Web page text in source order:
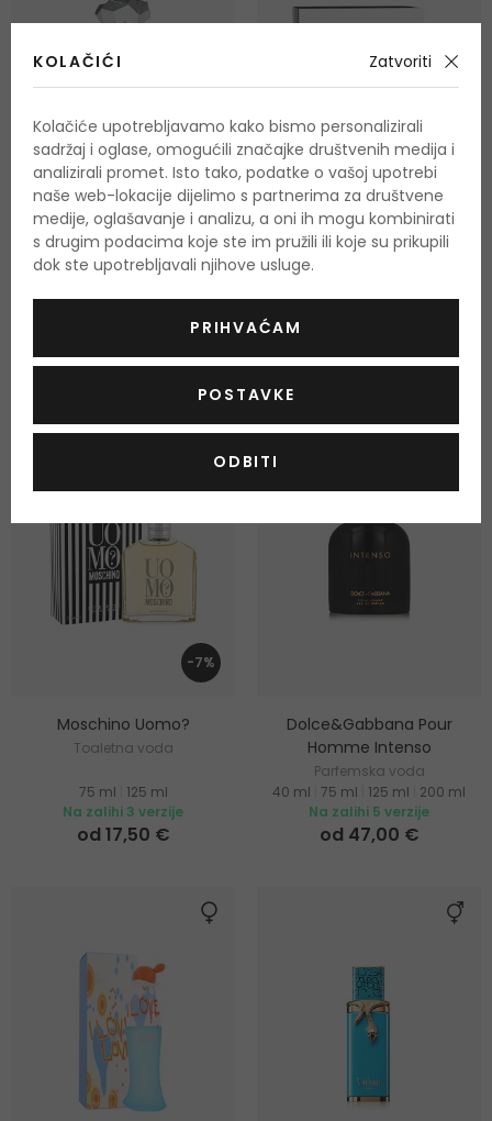
Arabiyat Prestige Marwa
Parfemska voda
51,50 €
-8%
Juliette Has A Gun Not A
od 62,00 €
-7%
Moschino Uomo?
Toaletna voda
75 ml
125 ml
Na zalihi 3 verzije
od 17,50 €
Dolce&Gabbana Pour
Homme Intenso
Parfemska voda
40 ml 75 ml 125 ml
200 ml
Na zalihi 5 verzije
od 47,00 €
KOLAČIĆI Zatvoriti
Kolačiće upotrebljavamo kako bismo personalizirali
sadržaj i oglase, omogućili značajke društvenih medija i
analizirali promet. Isto tako, podatke o vašoj upotrebi
naše web-lokacije dijelimo s partnerima za društvene
medije, oglašavanje i analizu, a oni ih mogu kombinirati
s drugim podacima koje ste im pružili ili koje su prikupili
dok ste upotrebljavali njihove usluge.
PRIHVAĆAM
POSTAVKE
ODBITI